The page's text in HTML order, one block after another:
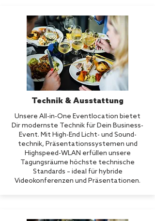
Technik & Ausstattung
Unsere All-in-One Eventlocation bietet
Dir modernste Technik für Dein Business-
Event. Mit High-End Licht- und Sound-
technik, Präsentationssystemen und
Highspeed-WLAN erfüllen unsere
Tagungsräume höchste technische
Standards – ideal für hybride
Videokonferenzen und Präsentationen.